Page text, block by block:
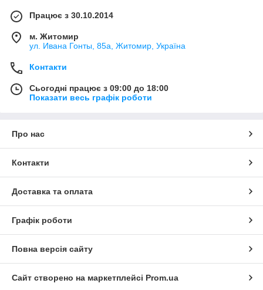
Працює з 30.10.2014
м. Житомир
ул. Ивана Гонты, 85а, Житомир, Україна
Контакти
Сьогодні працює з 09:00 до 18:00
Показати весь графік роботи
Про нас
Контакти
Доставка та оплата
Графік роботи
Повна версія сайту
Сайт створено на маркетплейсі Prom.ua